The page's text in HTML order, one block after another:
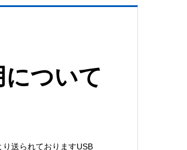
ついて
送られておりますUSB